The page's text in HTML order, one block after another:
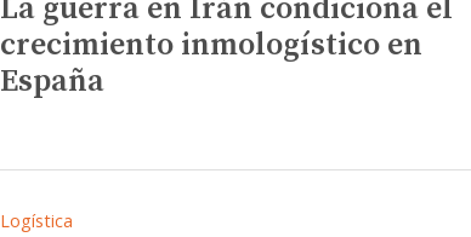
La guerra en Irán condiciona el
crecimiento inmologístico en
España
Logística